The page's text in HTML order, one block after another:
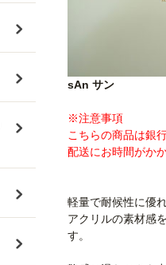
sAn サン
※注意事項
こちらの商品は銀
配送にお時間がか
軽量で耐候性に優
アクリルの素材感
す。